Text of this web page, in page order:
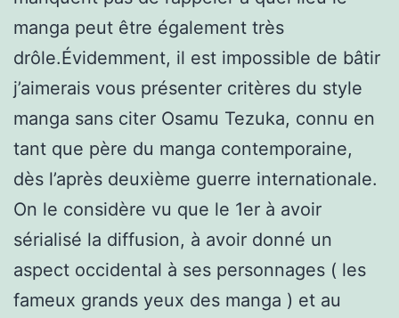
manga peut être également très
drôle.Évidemment, il est impossible de bâtir
j’aimerais vous présenter critères du style
manga sans citer Osamu Tezuka, connu en
tant que père du manga contemporaine,
dès l’après deuxième guerre internationale.
On le considère vu que le 1er à avoir
sérialisé la diffusion, à avoir donné un
aspect occidental à ses personnages ( les
fameux grands yeux des manga ) et au